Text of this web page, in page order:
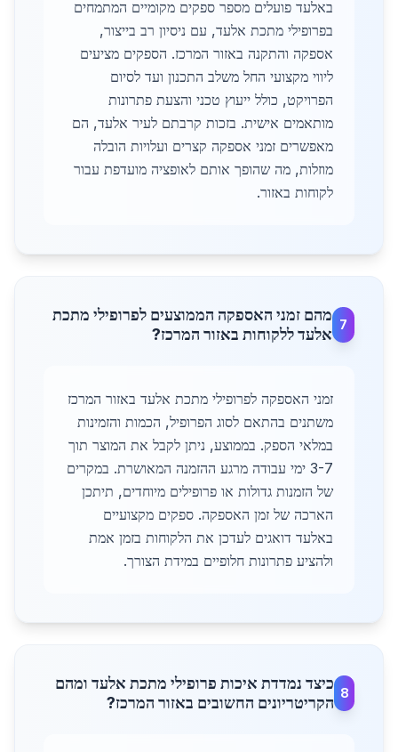
באלעד פועלים מספר ספקים מקומיים המתמחים
בפרופילי מתכת אלעד, עם ניסיון רב בייצור,
אספקה והתקנה באזור המרכז. הספקים מציעים
ליווי מקצועי החל משלב התכנון ועד לסיום
הפרויקט, כולל ייעוץ טכני והצעת פתרונות
מותאמים אישית. בזכות קרבתם לעיר אלעד, הם
מאפשרים זמני אספקה קצרים ועלויות הובלה
מוזלות, מה שהופך אותם לאופציה מועדפת עבור
לקוחות באזור.
7
מהם זמני האספקה הממוצעים לפרופילי מתכת
אלעד ללקוחות באזור המרכז?
זמני האספקה לפרופילי מתכת אלעד באזור המרכז
משתנים בהתאם לסוג הפרופיל, הכמות והזמינות
במלאי הספק. בממוצע, ניתן לקבל את המוצר תוך
3-7 ימי עבודה מרגע ההזמנה המאושרת. במקרים
של הזמנות גדולות או פרופילים מיוחדים, תיתכן
הארכה של זמן האספקה. ספקים מקצועיים
באלעד דואגים לעדכן את הלקוחות בזמן אמת
ולהציע פתרונות חלופיים במידת הצורך.
8
כיצד נמדדת איכות פרופילי מתכת אלעד ומהם
הקריטריונים החשובים באזור המרכז?